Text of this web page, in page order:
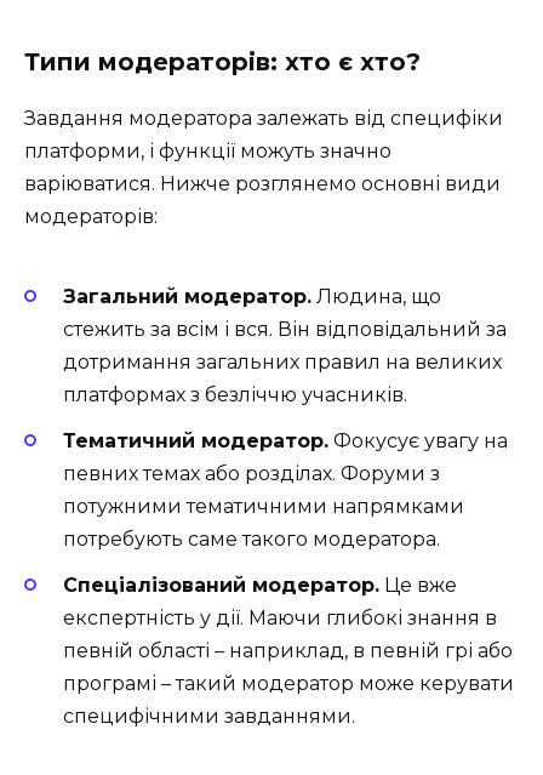
Типи модераторів: хто є хто?
Завдання модератора залежать від специфіки
платформи, і функції можуть значно
варіюватися. Нижче розглянемо основні види
модераторів:
Загальний модератор. Людина, що
стежить за всім і вся. Він відповідальний за
дотримання загальних правил на великих
платформах з безліччю учасників.
Тематичний модератор. Фокусує увагу на
певних темах або розділах. Форуми з
потужними тематичними напрямками
потребують саме такого модератора.
Спеціалізований модератор. Це вже
експертність у дії. Маючи глибокі знання в
певній області – наприклад, в певній грі або
програмі – такий модератор може керувати
специфічними завданнями.